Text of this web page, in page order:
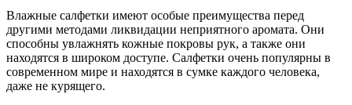
Влажные салфетки имеют особые преимущества перед
другими методами ликвидации неприятного аромата. Они
способны увлажнять кожные покровы рук, а также они
находятся в широком доступе. Салфетки очень популярны в
современном мире и находятся в сумке каждого человека,
даже не курящего.